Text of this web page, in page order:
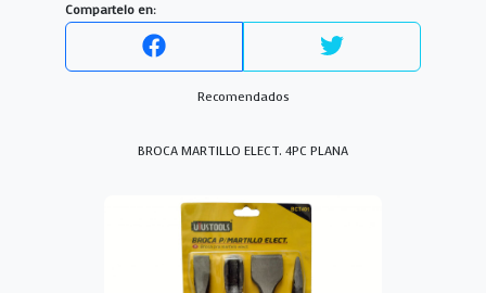
Compartelo en:
Recomendados
BROCA MARTILLO ELECT. 4PC PLANA